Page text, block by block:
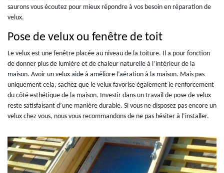
saurons vous écoutez pour mieux répondre à vos besoin en réparation de
velux.
Pose de velux ou fenêtre de toit
Le velux est une fenêtre placée au niveau de la toiture. Il a pour fonction
de donner plus de lumière et de chaleur naturelle à l’intérieur de la
maison. Avoir un velux aide à améliore l’aération à la maison. Mais pas
uniquement cela, sachez que le velux favorise également le renforcement
du côté esthétique de la maison. Investir dans un travail de pose de velux
reste satisfaisant d’une manière durable. Si vous ne disposez pas encore un
velux chez vous, nous vous recommandons de ne pas hésiter à l’installer.